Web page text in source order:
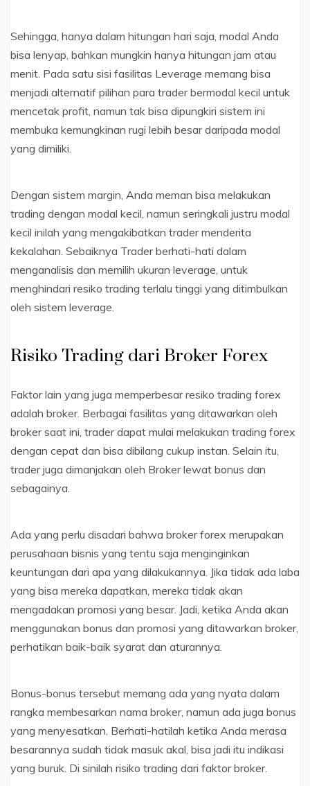
Sehingga, hanya dalam hitungan hari saja, modal Anda
bisa lenyap, bahkan mungkin hanya hitungan jam atau
menit. Pada satu sisi fasilitas Leverage memang bisa
menjadi alternatif pilihan para trader bermodal kecil untuk
mencetak profit, namun tak bisa dipungkiri sistem ini
membuka kemungkinan rugi lebih besar daripada modal
yang dimiliki.
Dengan sistem margin, Anda meman bisa melakukan
trading dengan modal kecil, namun seringkali justru modal
kecil inilah yang mengakibatkan trader menderita
kekalahan. Sebaiknya Trader berhati-hati dalam
menganalisis dan memilih ukuran leverage, untuk
menghindari resiko trading terlalu tinggi yang ditimbulkan
oleh sistem leverage.
Risiko Trading dari Broker Forex
Faktor lain yang juga memperbesar resiko trading forex
adalah broker. Berbagai fasilitas yang ditawarkan oleh
broker saat ini, trader dapat mulai melakukan trading forex
dengan cepat dan bisa dibilang cukup instan. Selain itu,
trader juga dimanjakan oleh Broker lewat bonus dan
sebagainya.
Ada yang perlu disadari bahwa broker forex merupakan
perusahaan bisnis yang tentu saja menginginkan
keuntungan dari apa yang dilakukannya. Jika tidak ada laba
yang bisa mereka dapatkan, mereka tidak akan
mengadakan promosi yang besar. Jadi, ketika Anda akan
menggunakan bonus dan promosi yang ditawarkan broker,
perhatikan baik-baik syarat dan aturannya.
Bonus-bonus tersebut memang ada yang nyata dalam
rangka membesarkan nama broker, namun ada juga bonus
yang menyesatkan. Berhati-hatilah ketika Anda merasa
besarannya sudah tidak masuk akal, bisa jadi itu indikasi
yang buruk. Di sinilah risiko trading dari faktor broker.